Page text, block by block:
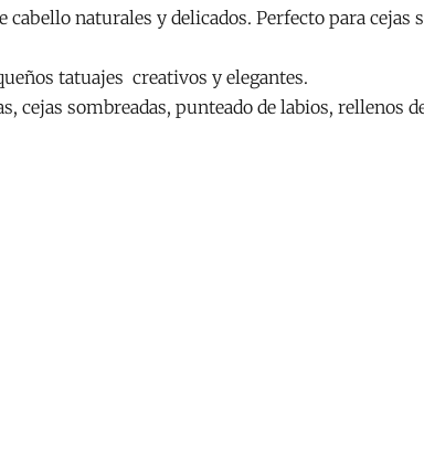
cabello naturales y delicados. Perfecto para cejas
tatuajes creativos y elegantes.
cejas sombreadas, punteado de labios, rellenos